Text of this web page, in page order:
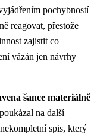
pochybností
reagovat, přestože
zajistit co
vázán jen návrhy
šance materiálně
na další
spis, který